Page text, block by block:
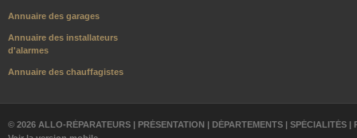
Annuaire des garages
Annuaire des installateurs
d'alarmes
Annuaire des chauffagistes
© 2026 ALLO-RÉPARATEURS | PRÉSENTATION | DÉPARTEMENTS | SPÉCIALITÉS |